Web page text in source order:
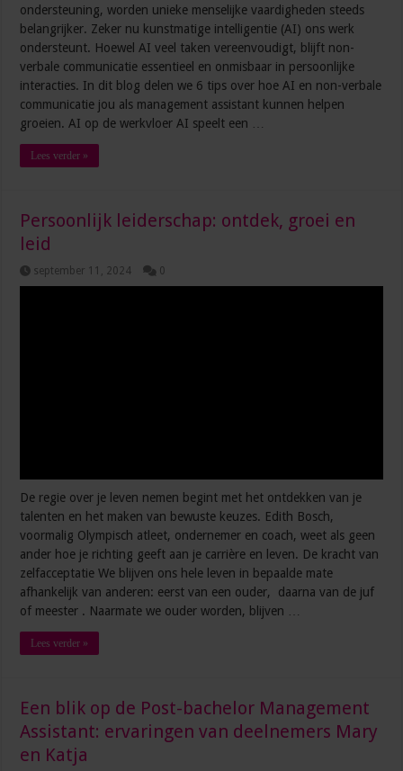
ondersteuning, worden unieke menselijke vaardigheden steeds
belangrijker. Zeker nu kunstmatige intelligentie (AI) ons werk
ondersteunt. Hoewel AI veel taken vereenvoudigt, blijft non-
verbale communicatie essentieel en onmisbaar in persoonlijke
interacties. In dit blog delen we 6 tips over hoe AI en non-verbale
communicatie jou als management assistant kunnen helpen
groeien. AI op de werkvloer AI speelt een …
Lees verder »
Persoonlijk leiderschap: ontdek, groei en
leid
september 11, 2024 0
De regie over je leven nemen begint met het ontdekken van je
talenten en het maken van bewuste keuzes. Edith Bosch,
voormalig Olympisch atleet, ondernemer en coach, weet als geen
ander hoe je richting geeft aan je carrière en leven. De kracht van
zelfacceptatie We blijven ons hele leven in bepaalde mate
afhankelijk van anderen: eerst van een ouder, daarna van de juf
of meester . Naarmate we ouder worden, blijven …
Lees verder »
Een blik op de Post-bachelor Management
Assistant: ervaringen van deelnemers Mary
en Katja